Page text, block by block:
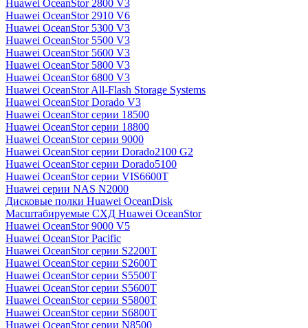
Huawei OceanStor 2800 V3
Huawei OceanStor 2910 V6
Huawei OceanStor 5300 V3
Huawei OceanStor 5500 V3
Huawei OceanStor 5600 V3
Huawei OceanStor 5800 V3
Huawei OceanStor 6800 V3
Huawei OceanStor All-Flash Storage Systems
Huawei OceanStor Dorado V3
Huawei OceanStor серии 18500
Huawei OceanStor серии 18800
Huawei OceanStor серии 9000
Huawei OceanStor серии Dorado2100 G2
Huawei OceanStor серии Dorado5100
Huawei OceanStor серии VIS6600T
Huawei серии NAS N2000
Дисковые полки Huawei OceanDisk
Масштабируемые СХД Huawei OceanStor
Huawei OceanStor 9000 V5
Huawei OceanStor Pacific
Huawei OceanStor серии S2200T
Huawei OceanStor серии S2600T
Huawei OceanStor серии S5500T
Huawei OceanStor серии S5600T
Huawei OceanStor серии S5800T
Huawei OceanStor серии S6800T
Huawei OceanStor серии N8500